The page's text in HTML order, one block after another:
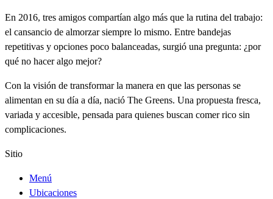
En 2016, tres amigos compartían algo más que la rutina del trabajo:
el cansancio de almorzar siempre lo mismo. Entre bandejas
repetitivas y opciones poco balanceadas, surgió una pregunta: ¿por
qué no hacer algo mejor?
Con la visión de transformar la manera en que las personas se
alimentan en su día a día, nació The Greens. Una propuesta fresca,
variada y accesible, pensada para quienes buscan comer rico sin
complicaciones.
Sitio
Menú
Ubicaciones